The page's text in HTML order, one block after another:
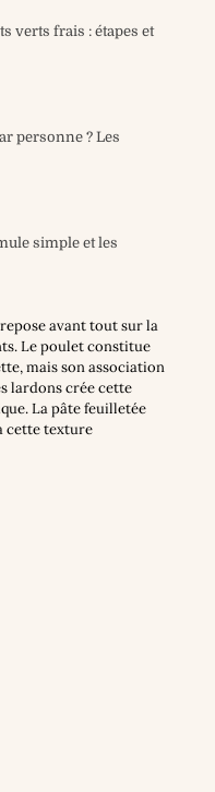
verts frais : étapes et
personne ? Les
simple et les
avant tout sur la
Le poulet constitue
mais son association
lardons crée cette
La pâte feuilletée
cette texture